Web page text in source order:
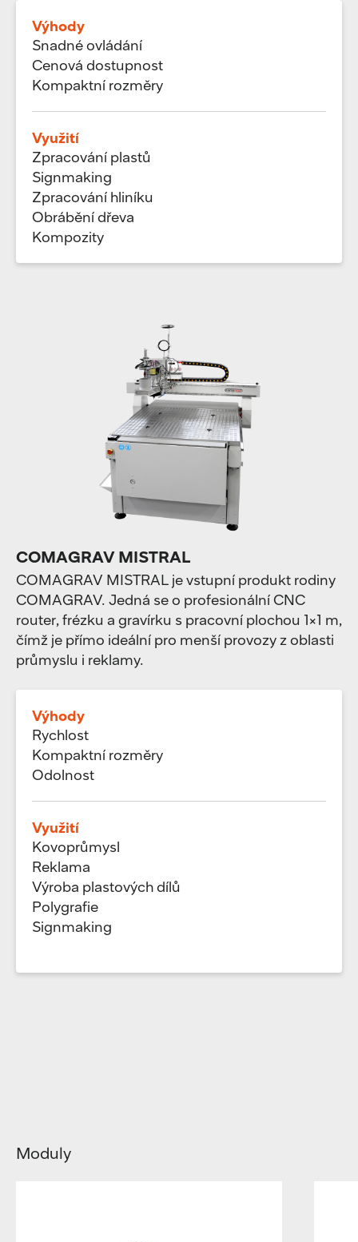
Výhody
Snadné ovládání
Cenová dostupnost
Kompaktní rozměry
Využití
Zpracování plastů
Signmaking
Zpracování hliníku
Obrábění dřeva
Kompozity
COMAGRAV MISTRAL
COMAGRAV MISTRAL je vstupní produkt rodiny
COMAGRAV. Jedná se o profesionální CNC
router, frézku a gravírku s pracovní plochou 1×1 m,
čímž je přímo ideální pro menší provozy z oblasti
průmyslu i reklamy.
Výhody
Rychlost
Kompaktní rozměry
Odolnost
Využití
Kovoprůmysl
Reklama
Výroba plastových dílů
Polygrafie
Signmaking
Moduly